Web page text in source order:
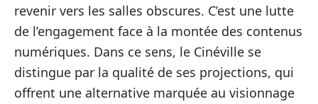
revenir vers les salles obscures. C’est une lutte
de l’engagement face à la montée des contenus
numériques. Dans ce sens, le Cinéville se
distingue par la qualité de ses projections, qui
offrent une alternative marquée au visionnage